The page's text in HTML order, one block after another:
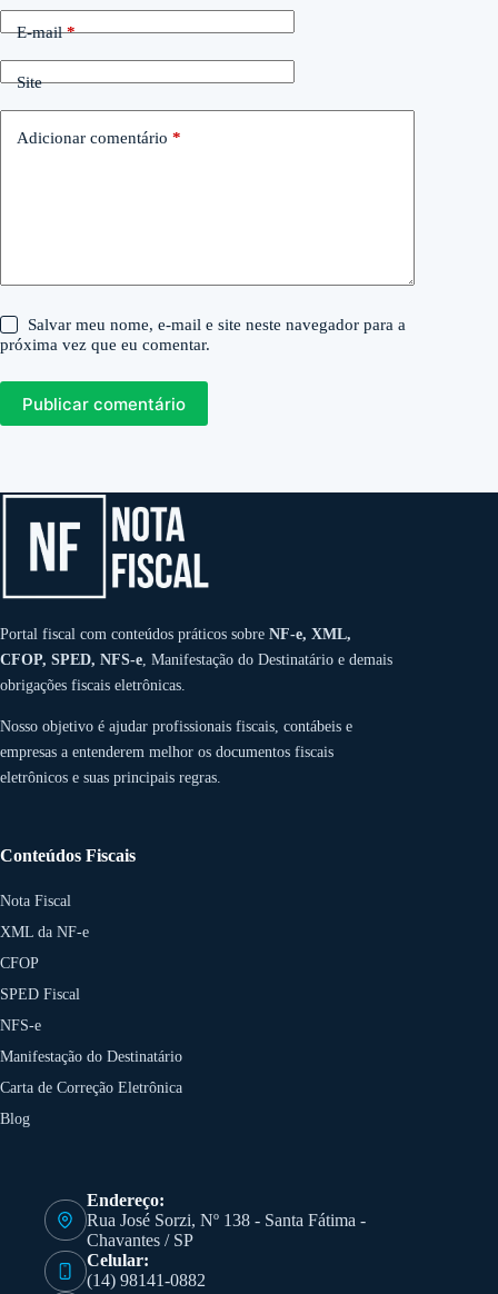
E-mail*
Site
Adicionar comentário *
Salvar meu nome, e-mail e site neste navegador para a
próxima vez que eu comentar.
Publicar comentário
Portal fiscal com conteúdos práticos sobre NF-e, XML,
CFOP, SPED, NFS-e , Manifestação do Destinatário e demais
obrigações fiscais eletrônicas.
Nosso objetivo é ajudar profissionais fiscais, contábeis e
empresas a entenderem melhor os documentos fiscais
eletrônicos e suas principais regras.
Conteúdos Fiscais
Nota Fiscal
XML da NF-e
CFOP
SPED Fiscal
NFS-e
Manifestação do Destinatário
Carta de Correção Eletrônica
Blog
Endereço:
Rua José Sorzi, Nº 138 - Santa Fátima -
Chavantes / SP
Celular:
(14) 98141-0882